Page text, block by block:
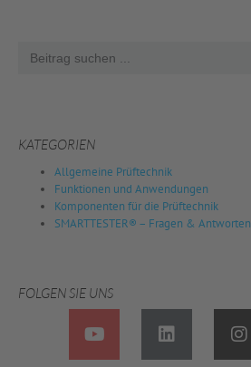
for:
KATEGORIEN
Allgemeine Prüftechnik
Funktionen und Anwendungen
Komponenten für die Prüftechnik
SMARTTESTER® – Fragen & Antworten
FOLGEN SIE UNS